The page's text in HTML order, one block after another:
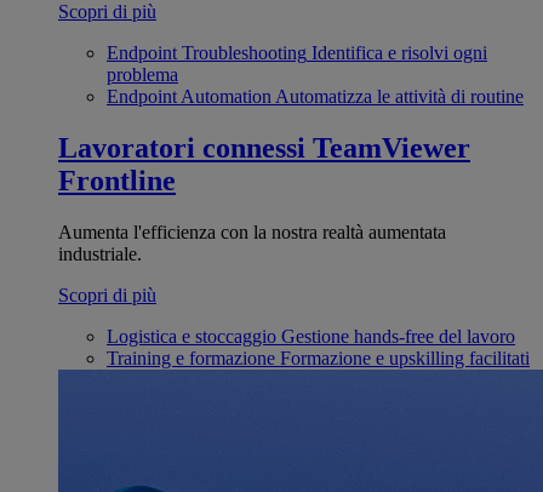
Scopri di più
Endpoint Troubleshooting Identifica e risolvi ogni
problema
Endpoint Automation Automatizza le attività di routine
Lavoratori connessi TeamViewer
Frontline
Aumenta l'efficienza con la nostra realtà aumentata
industriale.
Scopri di più
Logistica e stoccaggio Gestione hands-free del lavoro
Training e formazione Formazione e upskilling facilitati